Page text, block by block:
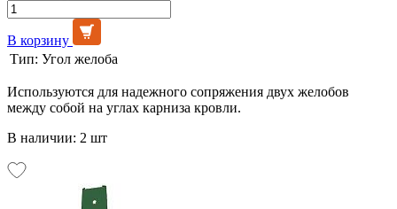
В корзину
Тип: Угол желоба
Используются для надежного сопряжения двух желобов
между собой на углах карниза кровли.
В наличии: 2 шт